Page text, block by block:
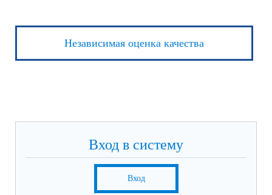
Независимая оценка качества
Вход в систему
Вход